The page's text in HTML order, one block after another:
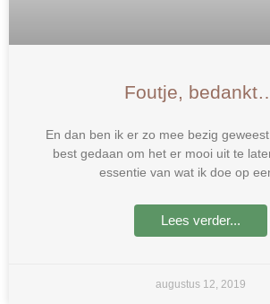
Foutje,
En dan ben ik er zo mee bezig
best gedaan om het er mooi uit te
essentie van wat ik doe op
Lees verder...
augustus 12, 2019